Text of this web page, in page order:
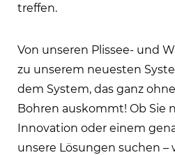
treffen.
Von unseren Plissee- und
zu unserem neuesten
dem System, das ganz
Bohren auskommt! Ob Sie
Innovation oder einem
unsere Lösungen suchen –